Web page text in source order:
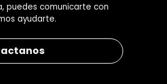
puedes comunicarte con
ayudarte.